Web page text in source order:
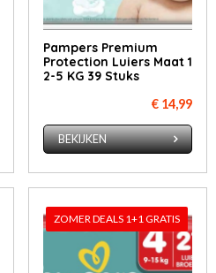
Pampers Premium
Protection Luiers Maat 1
2-5 KG 39 Stuks
€ 14,99
BEKIJKEN
ZOMER DEALS 1+1 GRATIS